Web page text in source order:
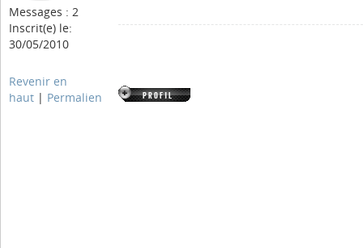
Messages : 2
Inscrit(e) le:
30/05/2010
Revenir en
haut | Permalien